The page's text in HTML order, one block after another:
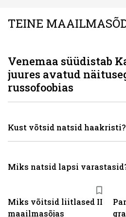
TEINE
Miks võitsid liitlased II
maailmasõjas
Venemaa süüdistab
juures avatud
russofoobias
Kust võtsid natsid haakristi?
Miks natsid lapsi